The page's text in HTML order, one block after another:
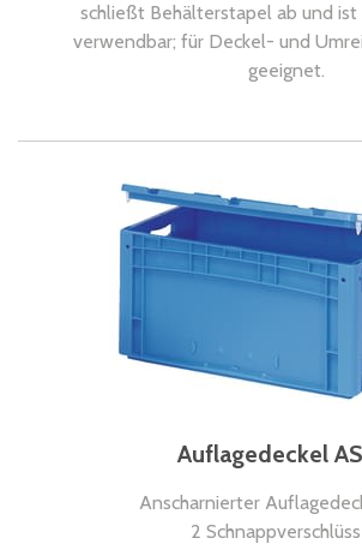
schließt Behälterstapel ab und ist
verwendbar; für Deckel- und
geeignet.
Auflagedeckel
Anscharnierter
2